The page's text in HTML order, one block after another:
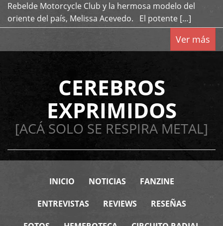
Rebelde Motorcycle Club y la hermosa modelo del
oriente del país, Melissa Acevedo. El potente […]
Ver más
CEREBROS
EXPRIMIDOS
[ACÁ SOLO SE RESPIRA METAL]
INICIO NOTICIAS FANZINE
ENTREVISTAS REVIEWS RESEÑAS